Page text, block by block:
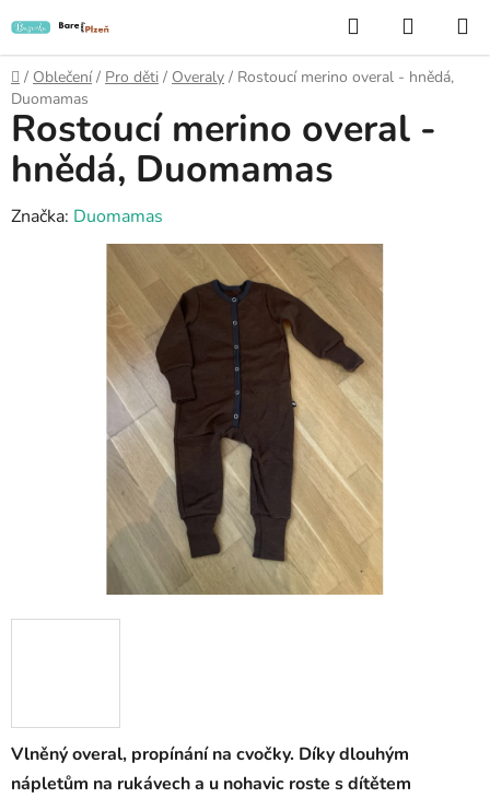
na
obsah
Hledat
KOŠÍK
Domů
/ Oblečení / Pro děti / Overaly / Rostoucí merino overal - hnědá,
Duomamas
Vlněný overal, propínání na cvočky. Díky dlouhým
nápletům na rukávech a u nohavic roste s dítětem
Rostoucí merino overal -
hnědá, Duomamas
Značka: Duomamas